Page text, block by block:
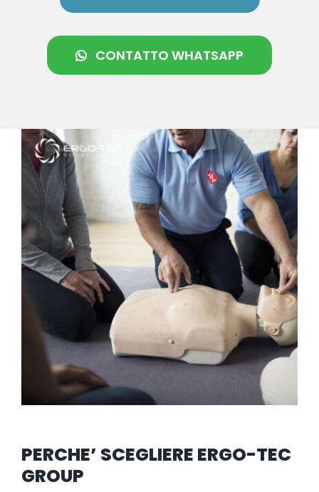
CONTATTO WHATSAPP
PERCHE’ SCEGLIERE ERGO-TEC
GROUP